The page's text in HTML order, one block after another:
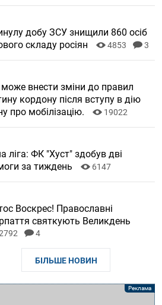
добу ЗСУ знищили 860 осіб
складу росіян
4853 3
внести зміни до правил
кордону після вступу в дію
про мобілізацію.
19022
ліга: ФК "Хуст" здобув дві
за тиждень
6147
Воскрес! Православні
святкують Великдень
4
БІЛЬШЕ НОВИН